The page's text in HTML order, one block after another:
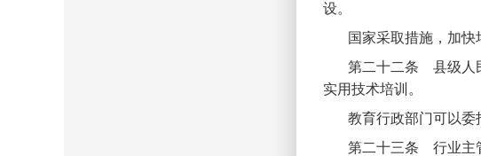
设。
国家采取措施，加快
第二十二条 县级人
实用技术培训。
教育行政部门可以委
第二十三条 行业主